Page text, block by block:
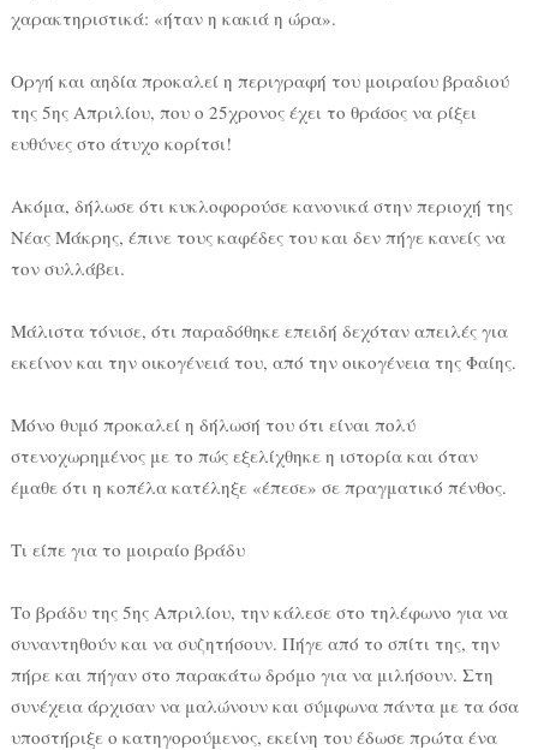
χαρακτηριστικά: «ήταν η κακιά η ώρα».
Οργή και αηδία προκαλεί η περιγραφή του μοιραίου βραδιού
της 5ης Απριλίου, που ο 25χρονος έχει το θράσος να ρίξει
ευθύνες στο άτυχο κορίτσι!
Ακόμα, δήλωσε ότι κυκλοφορούσε κανονικά στην περιοχή της
Νέας Μάκρης, έπινε τους καφέδες του και δεν πήγε κανείς να
τον συλλάβει.
Μάλιστα τόνισε, ότι παραδόθηκε επειδή δεχόταν απειλές για
εκείνον και την οικογένειά του, από την οικογένεια της Φαίης.
Μόνο θυμό προκαλεί η δήλωσή του ότι είναι πολύ
στενοχωρημένος με το πώς εξελίχθηκε η ιστορία και όταν
έμαθε ότι η κοπέλα κατέληξε «έπεσε» σε πραγματικό πένθος.
Τι είπε για το μοιραίο βράδυ
Το βράδυ της 5ης Απριλίου, την κάλεσε στο τηλέφωνο για να
συναντηθούν και να συζητήσουν. Πήγε από το σπίτι της, την
πήρε και πήγαν στο παρακάτω δρόμο για να μιλήσουν. Στη
συνέχεια άρχισαν να μαλώνουν και σύμφωνα πάντα με τα όσα
υποστήριξε ο κατηγορούμενος, εκείνη του έδωσε πρώτα ένα